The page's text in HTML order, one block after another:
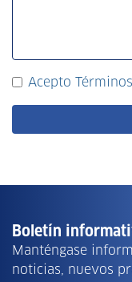
Acepto
Boletín
Manténgase
noticias, nuevos